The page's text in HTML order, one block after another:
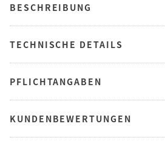
BESCHREIBUNG
TECHNISCHE DETAILS
PFLICHTANGABEN
KUNDENBEWERTUNGEN